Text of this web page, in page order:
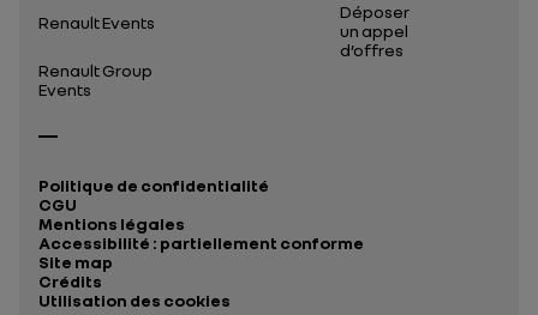
Renault Events
Renault Group
Events
Déposer
un appel
d’offres
Politique de confidentialité
CGU
Mentions légales
Accessibilité : partiellement conforme
Site map
Crédits
Utilisation des cookies